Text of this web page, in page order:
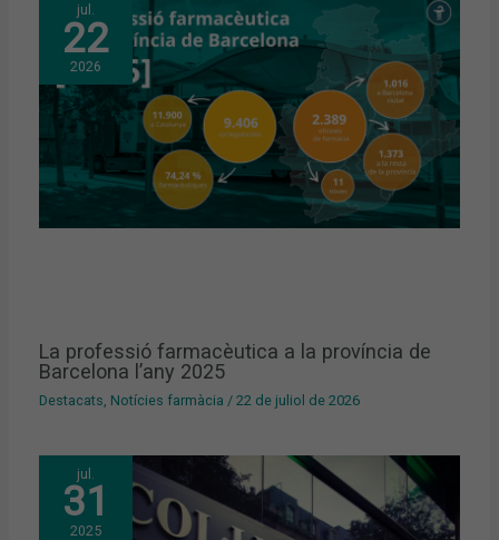
jul.
22
2026
La professió farmacèutica a la província de
Barcelona l’any 2025
Destacats Notícies farmàcia /22 de juliol de 2026
jul.
31
2025